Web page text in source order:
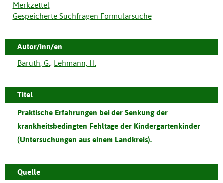
Merkzettel
Gespeicherte Suchfragen Formularsuche
Autor/inn/en
Baruth, G.; Lehmann, H.
Titel
Praktische Erfahrungen bei der Senkung der
krankheitsbedingten Fehltage der Kindergartenkinder
(Untersuchungen aus einem Landkreis).
Quelle